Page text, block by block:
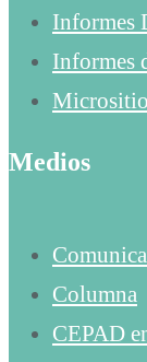
Informes
Informes
Medios
Columna
CEPAD